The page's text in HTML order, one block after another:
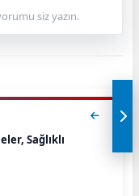
siz yazın.
Sağlıklı